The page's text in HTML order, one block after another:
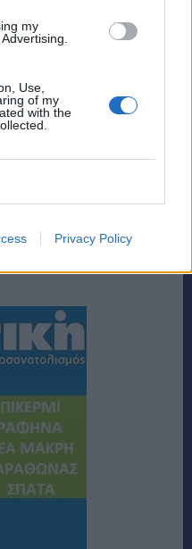
my
Use,
of my
with the
Privacy Policy